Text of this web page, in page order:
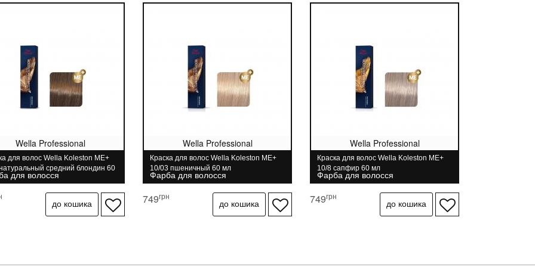
Wella Professional
для волос Wella Koleston ME+
средний блондин 60
для волосся
Wella Professional
Краска для волос Wella Koleston ME+
10/03 пшеничный 60 мл
Фарба для волосся
749грн
Wella Professional
Краска для волос Wella Koleston ME+
10/8 сапфир 60 мл
Фарба для волосся
749грн